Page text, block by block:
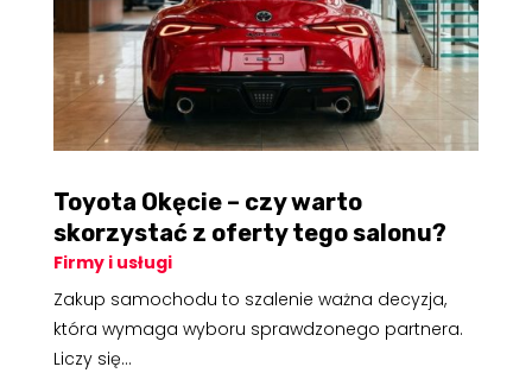
Toyota Okęcie – czy warto
skorzystać z oferty tego salonu?
Firmy i usługi
Zakup samochodu to szalenie ważna decyzja,
która wymaga wyboru sprawdzonego partnera.
Liczy się...